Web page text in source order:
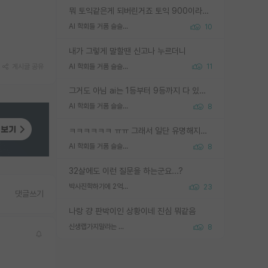
뭐 토익같은게 되버린거죠 토익 900이라고 영어잘하는건 아닙니다만 잘하는사람은 다 900을 넘는 그런
AI 학회들 거품 슬슬 지적이 나오네요 10
내가 그렇게 말할땐 신고나 누르더니
AI 학회들 거품 슬슬 지적이 나오네요 11
그거도 아님 ai는 1등부터 9등까지 다 있음 그거도 없는 사람은 뭐냐 교수가 그냥 못하게 한거 1등급도 교수가 막으면 안됨
AI 학회들 거품 슬슬 지적이 나오네요 8
ㅋㅋㅋㅋㅋㅋ ㅠㅠ 그래서 일단 유명해지는게 중요한거같습니다
AI 학회들 거품 슬슬 지적이 나오네요 8
32살에도 이런 질문을 하는군요...?
박사진학하기에 2억은 괜찮은 (?) 정도의 경제력인가요 23
나랑 걍 판박이인 상황이네 진심 뭐같음
신생랩가지말라는 이유가 있었구나 8
댓글쓰기